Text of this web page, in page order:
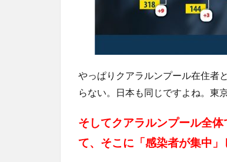
やっぱりクアラルンプール在住者
らない。日本も同じですよね。東
そしてクアラルンプール全
て、そこに「感染者が集中」